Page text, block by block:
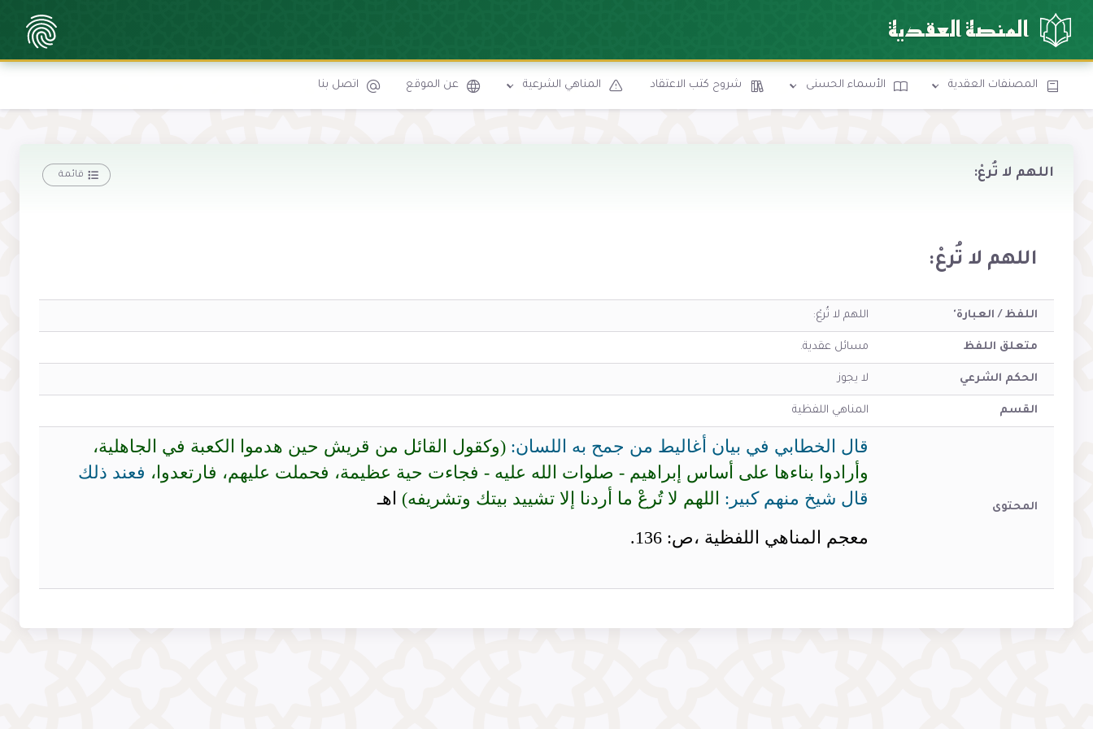
المنصة العقدية
المصنفات العقدية الأسماء الحسنى شروح كتب الاعتقاد المناهي الشرعية عن الموقع اتصل بنا
اللهم لا تُرعْ: قائمة
اللهم لا تُرعْ:
اللفظ / العبارة' اللهم لا تُرعْ:
متعلق اللفظ مسائل عقدية.
الحكم الشرعي لا يجوز
القسم المناهي اللفظية
المحتوى
قال الخطابي في بيان أغاليط من جمح به اللسان: (وكقول القائل من قريش حين هدموا الكعبة في الجاهلية،
وأرادوا بناءها على أساس إبراهيم - صلوات الله عليه - فجاءت حية عظيمة، فحملت عليهم، فارتعدوا، فعند ذلك
قال شيخ منهم كبير: اللهم لا تُرعْ ما أردنا إلا تشييد بيتك وتشريفه) اهـ
معجم المناهي اللفظية ،ص: 136.